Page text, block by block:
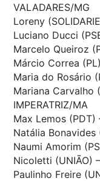
VALADARES/MG
Loreny
Luciano Ducci
Marcelo Queiroz
Márcio Correa
Maria do Rosário
Mariana Carvalho
IMPERATRIZ/MA
Max Lemos (PDT)
Natália Bonavides
Naumi Amorim
Nicoletti (UNIÃO)
Paulinho Freire